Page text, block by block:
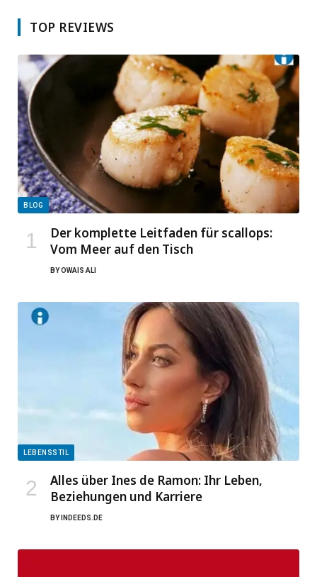
TOP REVIEWS
BLOG
Der komplette Leitfaden für scallops:
Vom Meer auf den Tisch
BYOWAIS ALI
LEBENSSTIL
Alles über Ines de Ramon: Ihr Leben,
Beziehungen und Karriere
BY INDEEDS.DE